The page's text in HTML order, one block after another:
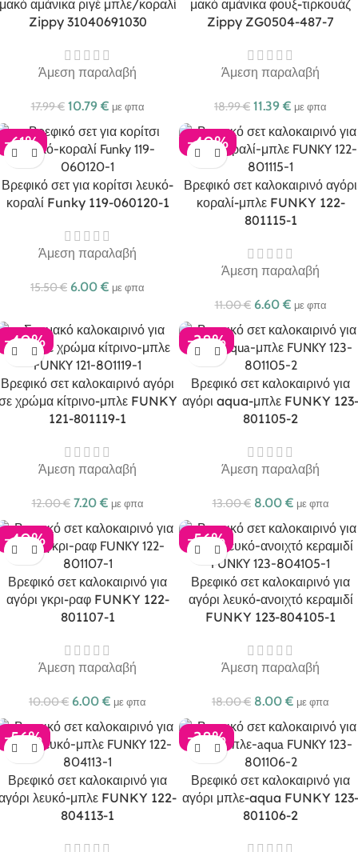
αμάνικα ριγέ μπλε/κοραλί
Zippy 31040691030
Άμεση παραλαβή
17.99€ 10.79 € με φπα
μακό αμάνικα φουξ-τιρκουάζ
Zippy ZG0504-487-7
Άμεση παραλαβή
18.99€ 11.39 € με φπα
-61%
Βρεφικό σετ για κορίτσι λευκό-
κοραλί Funky 119-060120-1
Άμεση παραλαβή
15.50€ 6.00 € με φπα
-40%
Βρεφικό σετ καλοκαιρινό αγόρι
κοραλί-μπλε FUNKY 122-
801115-1
Άμεση παραλαβή
11.00€ 6.60 € με φπα
-40%
Βρεφικό σετ καλοκαιρινό αγόρι
χρώμα κίτρινο-μπλε FUNKY
121-801119-1
Άμεση παραλαβή
12.00€ 7.20 € με φπα
-38%
Βρεφικό σετ καλοκαιρινό για
αγόρι aqua-μπλε FUNKY 123-
801105-2
Άμεση παραλαβή
13.00€ 8.00 € με φπα
-40%
Βρεφικό σετ καλοκαιρινό για
αγόρι γκρι-ραφ FUNKY 122-
801107-1
Άμεση παραλαβή
10.00€ 6.00 € με φπα
-56%
Βρεφικό σετ καλοκαιρινό για
αγόρι λευκό-ανοιχτό κεραμιδί
FUNKY 123-804105-1
Άμεση παραλαβή
18.00€ 8.00 € με φπα
-56%
Βρεφικό σετ καλοκαιρινό για
λευκό-μπλε FUNKY 122-
804113-1
-38%
Βρεφικό σετ καλοκαιρινό για
αγόρι μπλε-aqua FUNKY 123-
801106-2